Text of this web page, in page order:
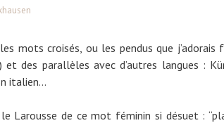
mots croisés, ou les pendus que
et des parallèles avec d’autres langues :
italien…
Larousse de ce mot féminin si désuet :